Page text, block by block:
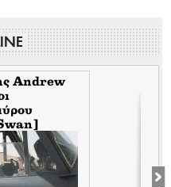
Andrew